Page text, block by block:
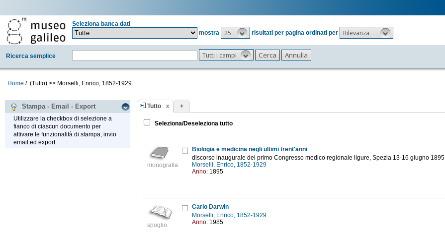
Seleziona banca dati
mostra
25 risultati per pagina ordinati per Rilevanza
Ricerca semplice Tutti i campi
Home / (Tutto) >> Morselli, Enrico, 1852-1929
Stampa - Email - Export
Utilizzare la checkbox di selezione a
fianco di ciascun documento per
attivare le funzionalità di stampa, invio
email ed export.
Tutto +
Seleziona/Deseleziona tutto
monografia
Biologia e medicina negli ultimi trent'anni
discorso inaugurale del primo Congresso medico regionale ligure, Spezia 13-16 giugno 1895
Morselli, Enrico, 1852-1929
Anno: 1895
spoglio
Carlo Darwin
Morselli, Enrico, 1852-1929
Anno: 1985